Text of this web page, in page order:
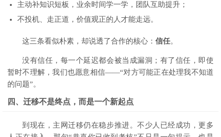
主动补知识短板，业余时间学一学，团队互助提升；
不投机、走正道，价值观正的人才能走远。
这三条看似朴素，却说透了合作的核心： 信任。
没有信任，每一个延迟都会被当成漏洞；有了信任，即使
暂时不理解，我们也愿意相信——“对方可能正在处理我不知道
的问题”。
四、迁移不是终点，而是一个新起点
到现在，主网迁移仍在稳步推进。不少人已经成功，更多